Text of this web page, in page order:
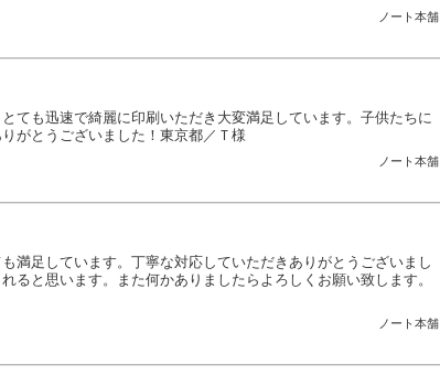
ノート本舗
ても迅速で綺麗に印刷いただき大変満足しています。子供たちに
がとうございました！東京都／Ｔ様
ノート本舗
満足しています。丁寧な対応していただきありがとうございまし
ると思います。また何かありましたらよろしくお願い致します。
ノート本舗